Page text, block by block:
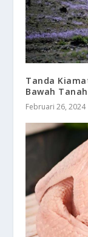
Tanda
Bawah Tanah
Februari 26, 2024